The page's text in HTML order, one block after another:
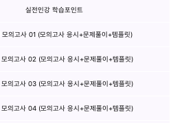
실전인강 학습포인트
모의고사 01 (모의고사 응시+문제풀이+템플릿)
모의고사 02 (모의고사 응시+문제풀이+템플릿)
모의고사 03 (모의고사 응시+문제풀이+템플릿)
모의고사 04 (모의고사 응시+문제풀이+템플릿)